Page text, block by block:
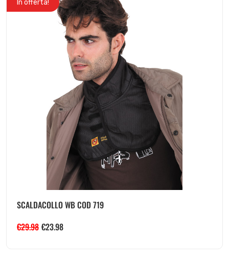
In offerta!
SCALDACOLLO WB COD 719
€29.98 €23.98